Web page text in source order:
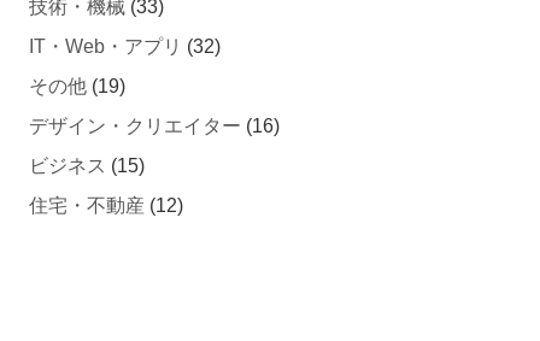
IT・Web・アプリ
その他(19)
デザイン・クリエイター
ビジネス (15)
住宅・不動産